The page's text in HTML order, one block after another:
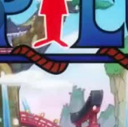
бесплатно
ставить